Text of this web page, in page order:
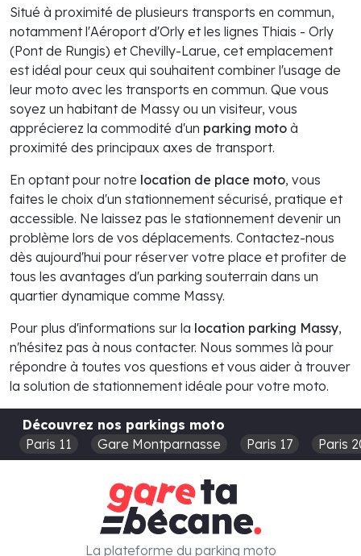
Situé à proximité de plusieurs transports en commun,
notamment l'Aéroport d'Orly et les lignes Thiais - Orly
(Pont de Rungis) et Chevilly-Larue, cet emplacement
est idéal pour ceux qui souhaitent combiner l'usage de
leur moto avec les transports en commun. Que vous
soyez un habitant de Massy ou un visiteur, vous
apprécierez la commodité d'un parking moto à
proximité des principaux axes de transport.
En optant pour notre location de place moto, vous
faites le choix d'un stationnement sécurisé, pratique et
accessible. Ne laissez pas le stationnement devenir un
problème lors de vos déplacements. Contactez-nous
dès aujourd'hui pour réserver votre place et profiter de
tous les avantages d'un parking souterrain dans un
quartier dynamique comme Massy.
Pour plus d'informations sur la location parking Massy,
n'hésitez pas à nous contacter. Nous sommes là pour
répondre à toutes vos questions et vous aider à trouver
la solution de stationnement idéale pour votre moto.
Découvrez nos parkings moto
Paris 11
Gare Montparnasse Paris 17 Paris
La plateforme du parking moto